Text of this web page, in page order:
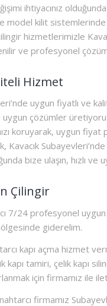
ihtiyacınız
model kilit
hizmetlerimizle
ve profesyonel
Hizmet
uygun fiyatlı ve
çözümler
koruyarak, uygun
Kavacık
bize ulaşın, hızlı
Çilingir
7/24 profesyonel
giderelim.
kapı açma hizmet
kapı tamiri, çelik kapı
için firmamız ile
firmamız